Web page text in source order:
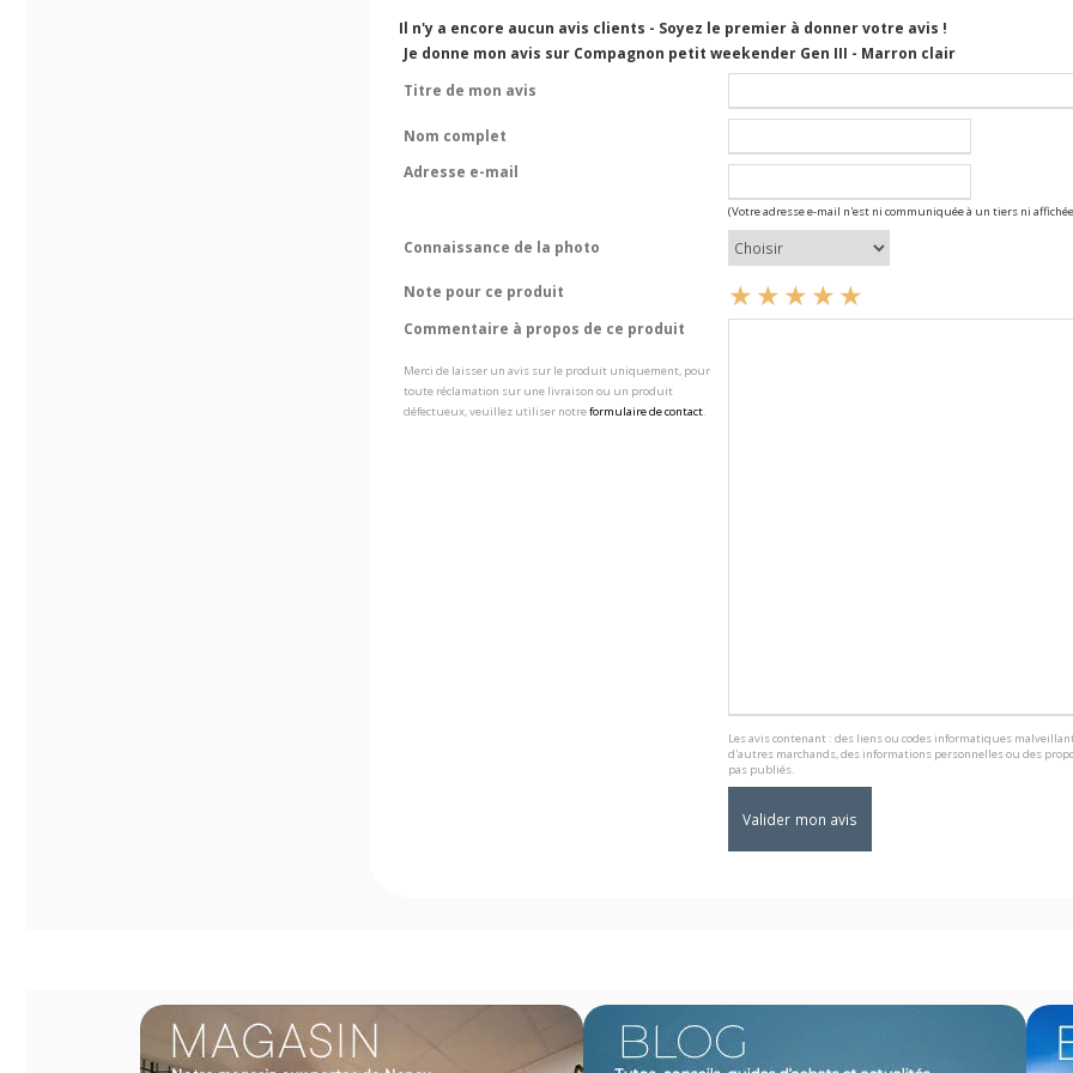
Il n'y a encore aucun avis clients - Soyez le premier à donner votre avis !
Je donne mon avis sur Compagnon petit weekender Gen III - Marron clair
Titre de mon avis
Nom complet
Adresse e-mail
(Votre adresse e-mail n'est ni communiquée à un tiers ni
Connaissance de la photo
Note pour ce produit
Commentaire à propos de ce produit
Merci de laisser un avis sur le produit uniquement, pour
toute réclamation sur une livraison ou un produit
défectueux, veuillez utiliser notreformulaire de contact.
Les avis contenant : des liens ou codes informatiques
d'autres marchands, des informations personnelles ou des
pas publiés.